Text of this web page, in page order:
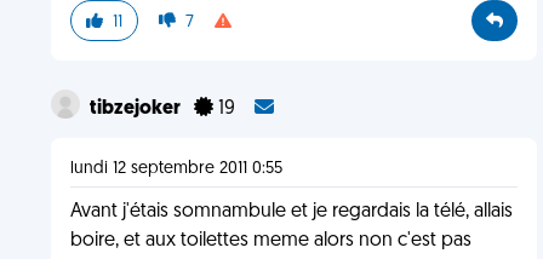
11 7
tibzejoker 19
lundi 12 septembre 2011 0:55
Avant j'étais somnambule et je regardais la télé, allais
boire, et aux toilettes meme alors non c'est pas